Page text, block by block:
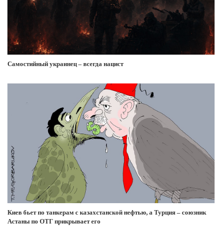
Самостийный украинец – всегда нацист
Киев бьет по танкерам с казахстанской нефтью, а Турция – союзник
Астаны по ОТГ прикрывает его